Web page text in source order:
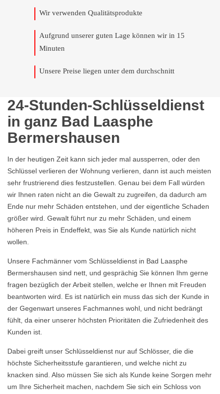
Wir verwenden Qualitätsprodukte
Aufgrund unserer guten Lage können wir in 15
Minuten
Unsere Preise liegen unter dem durchschnitt
24-Stunden-Schlüsseldienst
in ganz Bad Laasphe
Bermershausen
In der heutigen Zeit kann sich jeder mal aussperren, oder den
Schlüssel verlieren der Wohnung verlieren, dann ist auch meisten
sehr frustrierend dies festzustellen. Genau bei dem Fall würden
wir Ihnen raten nicht an die Gewalt zu zugreifen, da dadurch am
Ende nur mehr Schäden entstehen, und der eigentliche Schaden
größer wird. Gewalt führt nur zu mehr Schäden, und einem
höheren Preis in Endeffekt, was Sie als Kunde natürlich nicht
wollen.
Unsere Fachmänner vom Schlüsseldienst in Bad Laasphe
Bermershausen sind nett, und gesprächig Sie können Ihm gerne
fragen bezüglich der Arbeit stellen, welche er Ihnen mit Freuden
beantworten wird. Es ist natürlich ein muss das sich der Kunde in
der Gegenwart unseres Fachmannes wohl, und nicht bedrängt
fühlt, da einer unserer höchsten Prioritäten die Zufriedenheit des
Kunden ist.
Dabei greift unser Schlüsseldienst nur auf Schlösser, die die
höchste Sicherheitsstufe garantieren, und welche nicht zu
knacken sind. Also müssen Sie sich als Kunde keine Sorgen mehr
um Ihre Sicherheit machen, nachdem Sie sich ein Schloss von